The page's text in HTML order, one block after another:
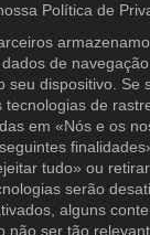
Política de
de
seu dispositivo. Se
de
em «Nós e os
tudo» ou
serão
alguns
não ser tão